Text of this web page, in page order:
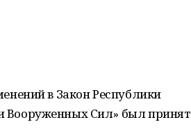
в Закон Республики
Вооруженных Сил» был принят